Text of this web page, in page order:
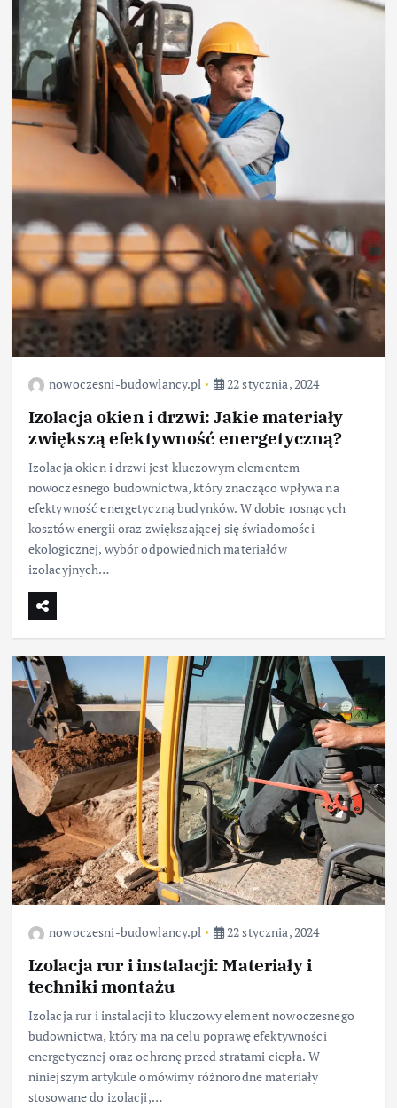
nowoczesni-budowlancy.pl 22 stycznia, 2024
Izolacja okien i drzwi: Jakie materiały
zwiększą efektywność energetyczną?
Izolacja okien i drzwi jest kluczowym elementem
nowoczesnego budownictwa, który znacząco wpływa na
efektywność energetyczną budynków. W dobie rosnących
kosztów energii oraz zwiększającej się świadomości
ekologicznej, wybór odpowiednich materiałów
izolacyjnych…
nowoczesni-budowlancy.pl 22 stycznia, 2024
Izolacja rur i instalacji: Materiały i
techniki montażu
Izolacja rur i instalacji to kluczowy element nowoczesnego
budownictwa, który ma na celu poprawę efektywności
energetycznej oraz ochronę przed stratami ciepła. W
niniejszym artykule omówimy różnorodne materiały
stosowane do izolacji,…